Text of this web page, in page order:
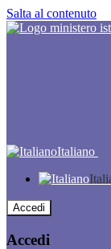
Salta al contenuto
Italiano
Accedi
Accedi